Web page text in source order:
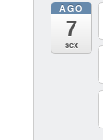
AGO
7
sex